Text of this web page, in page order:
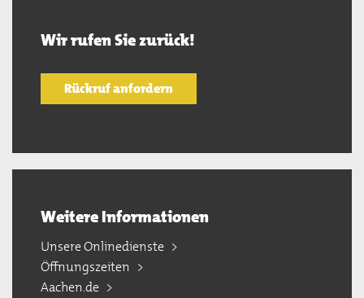
Wir rufen Sie zurück!
Rückruf anfordern
Weitere Informationen
Unsere Onlinedienste
Öffnungszeiten
Aachen.de